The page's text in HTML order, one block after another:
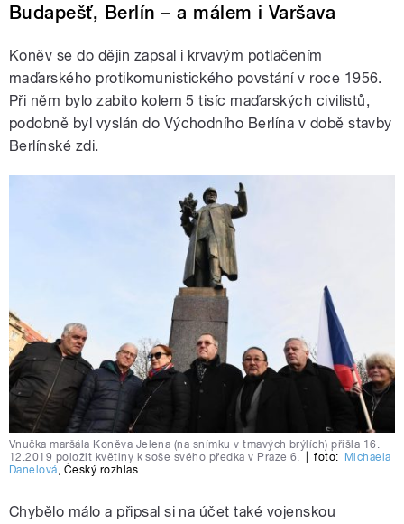
Budapešť, Berlín – a málem i Varšava
Koněv se do dějin zapsal i krvavým potlačením
maďarského protikomunistického povstání v roce 1956.
Při něm bylo zabito kolem 5 tisíc maďarských civilistů,
podobně byl vyslán do Východního Berlína v době stavby
Berlínské zdi.
Vnučka maršála Koněva Jelena (na snímku v tmavých brýlích) přišla 16.
12.2019 položit květiny k soše svého předka v Praze 6.
foto: Michaela
Danelová, Český rozhlas
Chybělo málo a připsal si na účet také vojenskou